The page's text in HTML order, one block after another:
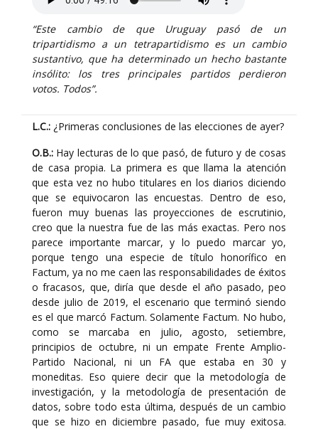
“Este cambio de que Uruguay pasó de un
tripartidismo a un tetrapartidismo es un cambio
sustantivo, que ha determinado un hecho bastante
insólito: los tres principales partidos perdieron
votos. Todos”.
L.C.: ¿Primeras conclusiones de las elecciones de ayer?
O.B.: Hay lecturas de lo que pasó, de futuro y de cosas
de casa propia. La primera es que llama la atención
que esta vez no hubo titulares en los diarios diciendo
que se equivocaron las encuestas. Dentro de eso,
fueron muy buenas las proyecciones de escrutinio,
creo que la nuestra fue de las más exactas. Pero nos
parece importante marcar, y lo puedo marcar yo,
porque tengo una especie de título honorífico en
Factum, ya no me caen las responsabilidades de éxitos
o fracasos, que, diría que desde el año pasado, peo
desde julio de 2019, el escenario que terminó siendo
es el que marcó Factum. Solamente Factum. No hubo,
como se marcaba en julio, agosto, setiembre,
principios de octubre, ni un empate Frente Amplio-
Partido Nacional, ni un FA que estaba en 30 y
moneditas. Eso quiere decir que la metodología de
investigación, y la metodología de presentación de
datos, sobre todo esta última, después de un cambio
que se hizo en diciembre pasado, fue muy exitosa.